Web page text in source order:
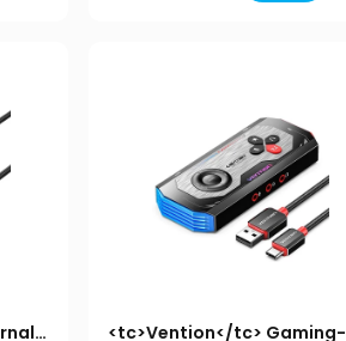
<tc>Vention</tc> Gaming-